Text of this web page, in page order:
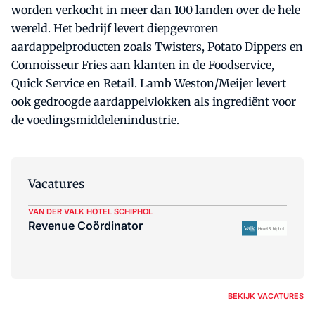
worden verkocht in meer dan 100 landen over de hele
wereld. Het bedrijf levert diepgevroren
aardappelproducten zoals Twisters, Potato Dippers en
Connoisseur Fries aan klanten in de Foodservice,
Quick Service en Retail. Lamb Weston/Meijer levert
ook gedroogde aardappelvlokken als ingrediënt voor
de voedingsmiddelenindustrie.
Vacatures
VAN DER VALK HOTEL SCHIPHOL
Revenue Coördinator
BEKIJK VACATURES